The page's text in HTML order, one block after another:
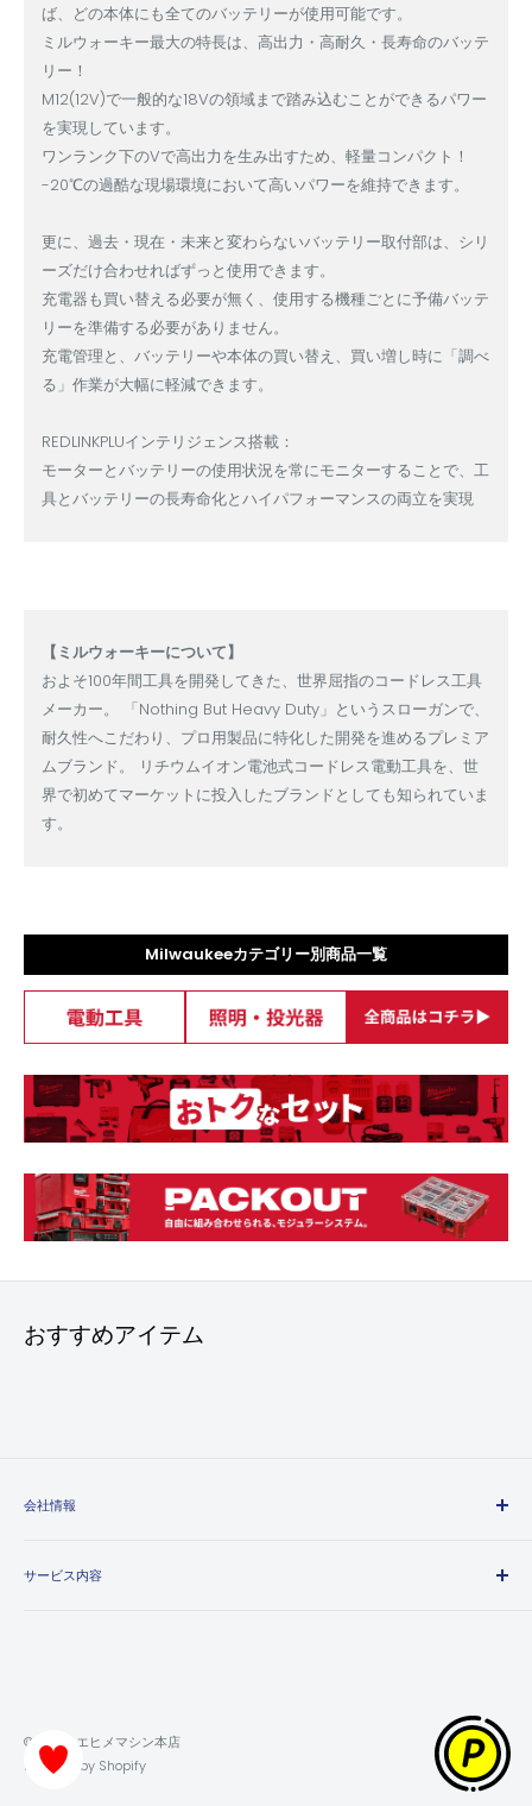
ば、どの本体にも全てのバッテリーが使用可能です。
ミルウォーキー最大の特長は、高出力・高耐久・長寿命のバッテ
リー！
M12(12V)で一般的な18Vの領域まで踏み込むことができるパワー
を実現しています。
ワンランク下のVで高出力を生み出すため、軽量コンパクト！
-20℃の過酷な現場環境において高いパワーを維持できます。
更に、過去・現在・未来と変わらないバッテリー取付部は、シリ
ーズだけ合わせればずっと使用できます。
充電器も買い替える必要が無く、使用する機種ごとに予備バッテ
リーを準備する必要がありません。
充電管理と、バッテリーや本体の買い替え、買い増し時に「調べ
る」作業が大幅に軽減できます。
REDLINKPLUインテリジェンス搭載：
モーターとバッテリーの使用状況を常にモニターすることで、工
具とバッテリーの長寿命化とハイパフォーマンスの両立を実現
【ミルウォーキーについて】
およそ100年間工具を開発してきた、世界屈指のコードレス工具
メーカー。 「Nothing But Heavy Duty」というスローガンで、
耐久性へこだわり、プロ用製品に特化した開発を進めるプレミア
ムブランド。 リチウムイオン電池式コードレス電動工具を、世
界で初めてマーケットに投入したブランドとしても知られていま
す。
Milwaukeeカテゴリー別商品一覧
おすすめアイテム
会社情報
会社概要
サービス内容
ポイントの獲得・利用方法について
© 2026 エヒメマシン本店
Powered by Shopify